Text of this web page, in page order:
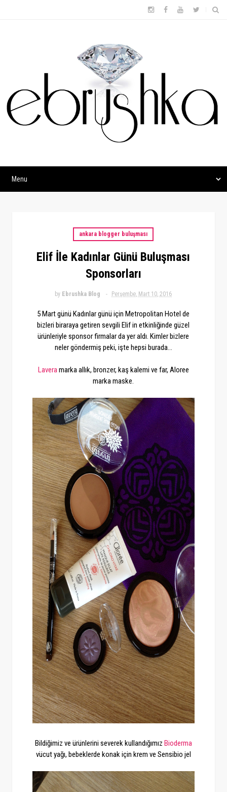
ankara blogger buluşması
Elif İle Kadınlar Günü Buluşması
Sponsorları
by Ebrushka Blog Perşembe, Mart 10, 2016
5 Mart günü Kadınlar günü için Metropolitan Hotel de
bizleri biraraya getiren sevgili Elif in etkinliğinde güzel
ürünleriyle sponsor firmalar da yer aldı. Kimler bizlere
neler göndermiş peki, işte hepsi burada...
Laveramarka allık, bronzer, kaş kalemi ve far, Aloree
marka maske.
Bildiğimiz ve ürünlerini severek kullandığımız Bioderma
vücut yağı, bebeklerde konak için krem ve Sensibio jel